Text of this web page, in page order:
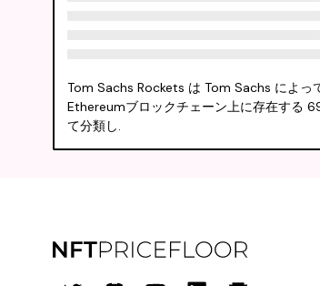
Tom Sachs Rockets は Tom Sachs によっ
Ethereumブロックチェーン上に存在する
て分類し.